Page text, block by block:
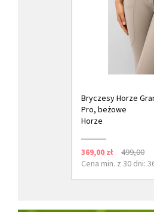
Bryczesy Horze
Pro, beżowe
Horze
369,00 zł
499,00
Cena min. z 30 dni: